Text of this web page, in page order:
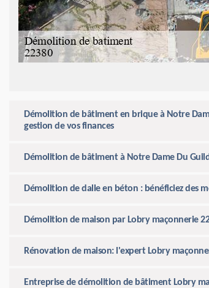
Démolition de bâtiment en brique à Notre
gestion de vos finances
Démolition de bâtiment à Notre Dame Du
Démolition de dalle en béton : bénéficiez des
Démolition de maison par Lobry maçonnerie
Rénovation de maison: l'expert Lobry
Entreprise de démolition de bâtiment Lobry